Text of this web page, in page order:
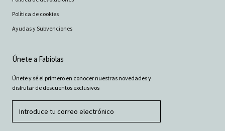
Política de cookies
Ayudas y Subvenciones
Únete a Fabiolas
Únete y sé el primero en conocer nuestras novedades y
disfrutar de descuentos exclusivos